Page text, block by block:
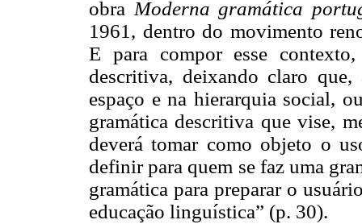
obra Moderna gramática
1961, dentro do movimento
E para compor esse
descritiva, deixando claro
espaço e na hierarquia social,
gramática descritiva que vise,
deverá tomar como objeto o
definir para quem se faz uma
gramática para preparar o
educação linguística” (p. 30).